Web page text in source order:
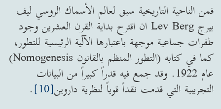
فمن الناحية التاريخية سبق لعالم الأسماك الروسي ليف
بيرج Lev Berg ان اقترح بداية القرن العشرين وجود
طفرات جماعية موجهة باعتبارها الآلية الرئيسية للتطور،
كما في كتابه (التطور المنظم بالقانون Nomogenesis)
عام 1922. وقد جمع فيه قدراً كبيراً من البيانات
التجريبية التي قدمت نقداً قوياً لنظرية داروين[10]
.